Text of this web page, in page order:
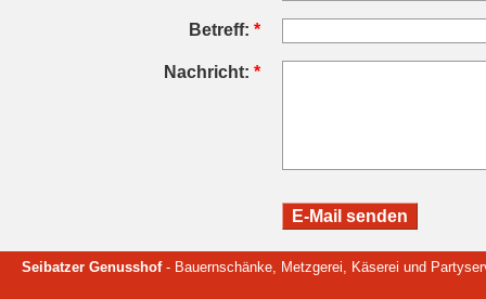
Betreff: *
Nachricht: *
Seibatzer Genusshof- Bauernschänke, Metzgerei, Käserei und